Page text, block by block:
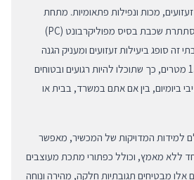
מכות ונפילות פתאומיות. מתחת
לשכבת הסיליקון הרכה מסתתרת שכבת בסיס מפוליקרבונט (PC)
זה סופג ביעילות זעזועים ומעניק הגנה
מוכחת מנפילות של עד 1.2 מטרים, כך שתוכלו להיות רגועים ובטוחים
ביומיום, בין אם אתם במשרד, בבית או
למידות המדויקות של המכשיר, מאפשר
ללא מאמץ, וכולל כפתורי מתכת מעוצבים
אלו מבטיחים תגובתיות חלקה, מהירה ונוחה